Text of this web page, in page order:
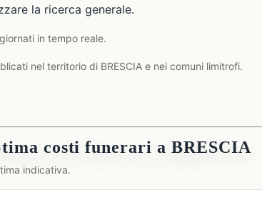
la ricerca generale.
in tempo reale.
nel territorio di BRESCIA e nei comuni limitrofi.
tima costi funerari a BRESCIA
indicativa.